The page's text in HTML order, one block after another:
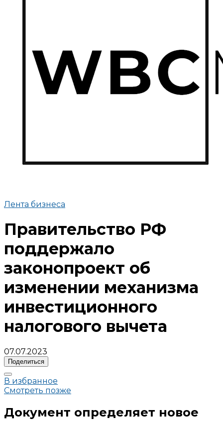
Лента бизнеса
Правительство РФ
поддержало
законопроект об
изменении механизма
инвестиционного
налогового вычета
07.07.2023
Поделиться
В избранное
Смотреть позже
Документ определяет новое